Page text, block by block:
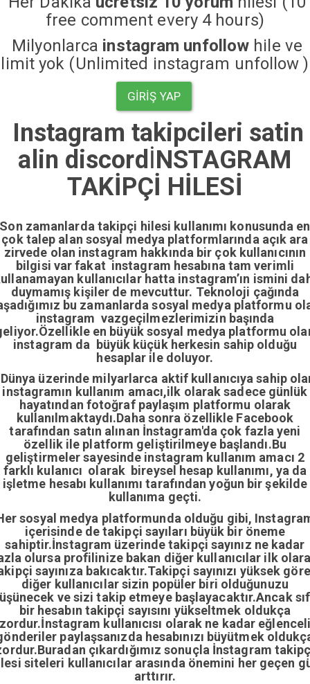
free comment every 4 hours)
Milyonlarca instagram unfollow hile ve
limit yok (Unlimited instagram unfollow )
GIRIŞ YAP
Instagram takipcileri satin
alin discord İNSTAGRAM
TAKİPÇİ HİLESİ
Son zamanlarda takipçi hilesi kullanımı konusunda en
çok talep alan sosyal medya platformlarında açık ara
zirvede olan instagram hakkında bir çok kullanıcının
bilgisi var fakat instagram hesabına tam verimli
kullanıcılar hatta instagram’ın ismini
duymamış kişiler de mevcuttur. Teknoloji çağında
bu zamanlarda sosyal medya platformu
instagram vazgeçilmezlerimizin başında
en büyük sosyal medya platformu
instagram da büyük küçük herkesin sahip olduğu
hesaplar ile doluyor.
üzerinde milyarlarca aktif kullanıcıya sahip
instagramın kullanım amacı,ilk olarak sadece günlük
hayatından fotoğraf paylaşım platformu olarak
kullanılmaktaydı.Daha sonra özellikle Facebook
tarafından satın alınan İnstagram'da çok fazla yeni
özellik ile platform geliştirilmeye başlandı.Bu
geliştirmeler sayesinde instagram kullanım amacı 2
farklı kulanıcı olarak bireysel hesap kullanımı, ya da
işletme hesabı kullanımı tarafından yoğun bir şekilde
kullanıma geçti.
sosyal medya platformunda olduğu gibi,
içerisinde de takipçi sayıları büyük bir öneme
sahiptir.İnstagram üzerinde takipçi sayınız ne kadar
olursa profilinize bakan diğer kullanıcılar ilk
sayınıza bakıcaktır.Takipçi sayınızı yüksek
diğer kullanıcılar sizin popüler biri olduğunuzu
ve sizi takip etmeye başlayacaktır.Ancak
bir hesabın takipçi sayısını yükseltmek oldukça
kullanıcısı olarak ne kadar
paylaşsanızda hesabınızı büyütmek
çıkardığımız sonuçla İnstagram
siteleri kullanıcılar arasında önemini her geçen
arttırır.